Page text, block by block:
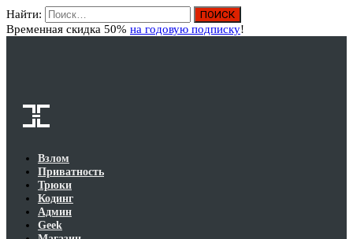
Найти:
Временная скидка 50% на годовую подписку!
Взлом
Приватность
Трюки
Кодинг
Админ
Geek